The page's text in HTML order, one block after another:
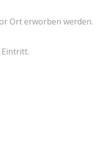
Ort erworben werden.